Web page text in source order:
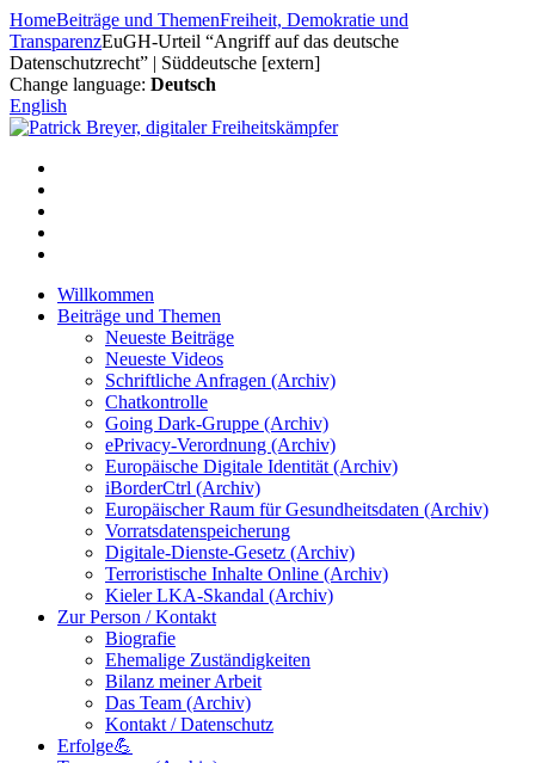
Zum
Inhalt
springen
HomeBeiträge und ThemenFreiheit, Demokratie und
TransparenzEuGH-Urteil “Angriff auf das deutsche
Datenschutzrecht” | Süddeutsche [extern]
Change language: Deutsch
English
Willkommen
Beiträge und Themen
Neueste Beiträge
Neueste Videos
Schriftliche Anfragen (Archiv)
Chatkontrolle
Going Dark-Gruppe (Archiv)
ePrivacy-Verordnung (Archiv)
Europäische Digitale Identität (Archiv)
iBorderCtrl (Archiv)
Europäischer Raum für Gesundheitsdaten (Archiv)
Vorratsdatenspeicherung
Digitale-Dienste-Gesetz (Archiv)
Terroristische Inhalte Online (Archiv)
Kieler LKA-Skandal (Archiv)
Zur Person / Kontakt
Biografie
Ehemalige Zuständigkeiten
Bilanz meiner Arbeit
Das Team (Archiv)
Kontakt / Datenschutz
Erfolge💪